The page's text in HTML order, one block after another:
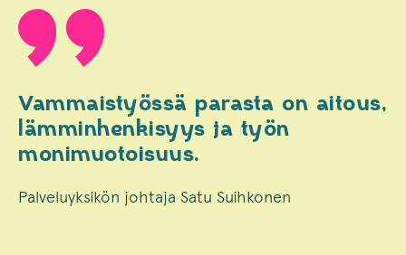
Vammaistyössä parasta on aitous,
lämminhenkisyys ja työn
monimuotoisuus.
Palveluyksikön johtaja Satu Suihkonen